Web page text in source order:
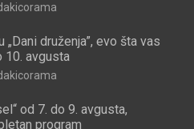
„Dani druženja”, evo šta vas
10. avgusta
od 7. do 9. avgusta,
program